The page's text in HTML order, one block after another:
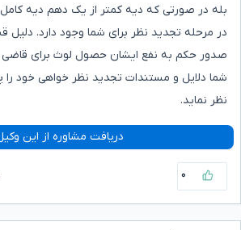
بله در صورتی که دیه کمتر از یک دهم دیه کامل
در مرحله تجدید نظر برای شما وجود دارد.
صدور حکم به نفع ایشان حصول لوث برای قاضی
شما دلایل و مستندات تجدید نظر خواهی خود
نظر نماید.
دریافت مشاوره از این
۰